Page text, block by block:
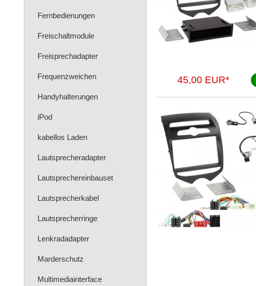
Fernbedienungen
Freischaltmodule
Freisprechadapter
Frequenzweichen
Handyhalterungen
iPod
kabellos Laden
Lautsprecheradapter
Lautsprechereinbauset
Lautsprecherkabel
Lautsprecherringe
Lenkradadapter
Marderschutz
Multimediainterface
45,00 EUR*